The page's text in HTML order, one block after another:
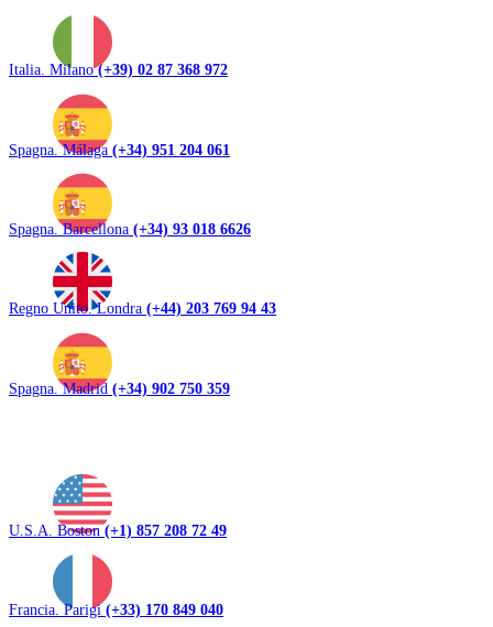
Italia. Milano(+39) 02 87 368 972
Spagna. Málaga (+34) 951 204 061
Spagna. Barcellona (+34) 93 018 6626
Regno Unito. Londra (+44) 203 769 94 43
Spagna. Madrid (+34) 902 750 359
U.S.A. Boston(+1) 857 208 72 49
Francia. Parigi(+33) 170 849 040